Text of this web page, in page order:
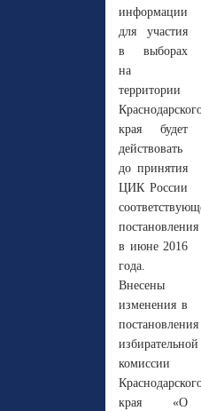
информации
для участия
в выборах
на
территории
края будет
действовать
до принятия
ЦИК России
постановления
в июне 2016
года.
Внесены
изменения в
постановления
избирательной
комиссии
края «О